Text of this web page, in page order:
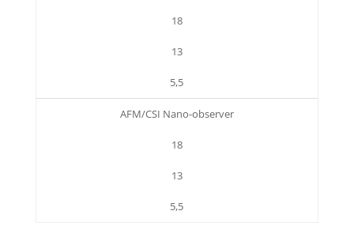
18
13
5,5
AFM/CSI Nano-observer
18
13
5,5